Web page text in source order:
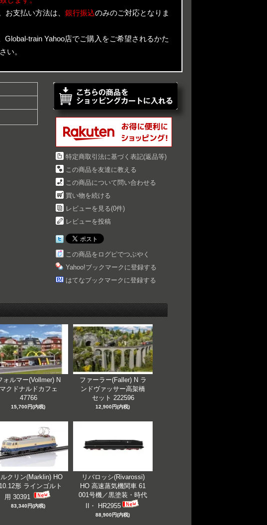
支払い方法は、 銀行振込のみのご対応となりま
train Yahoo店でご購入をご希望されるかた
い。
特定商取引法に基づく表記(返品等)
この商品を友達に教える
この商品について問い合わせる
買い物を続ける
レビューを見る(0件)
レビューを投稿
この商品をログピでつぶやく
Yahoo!ブックマークに登録する
はてなブックマークに登録する
ォルマー(Vollmer) N
マクドナルドカフェ
47766
15,700円(内税)
ファーラー(Faller) N ラ
ンドヴァッサー高架橋
セット 222596
12,900円(内税)
ルクリン(Marklin) HO
形 ラインゴルト
用 30391
83,340円(内税)
リバロッシ(Rivarossi)
HO 高速蒸気機関車 61
001号機／黒塗装・時代
II・ HR2955
88,900円(内税)